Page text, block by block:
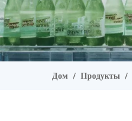
Дом / Продукты /